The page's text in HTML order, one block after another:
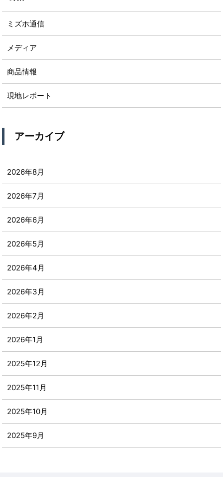
ミズホ通信
メディア
商品情報
現地レポート
アーカイブ
2026年8月
2026年7月
2026年6月
2026年5月
2026年4月
2026年3月
2026年2月
2026年1月
2025年12月
2025年11月
2025年10月
2025年9月